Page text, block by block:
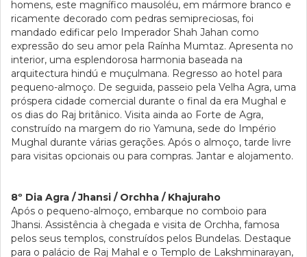
homens, este magnífico mausoléu, em mármore branco e
ricamente decorado com pedras semipreciosas, foi
mandado edificar pelo Imperador Shah Jahan como
expressão do seu amor pela Raínha Mumtaz. Apresenta no
interior, uma esplendorosa harmonia baseada na
arquitectura hindú e muçulmana. Regresso ao hotel para
pequeno-almoço. De seguida, passeio pela Velha Agra, uma
próspera cidade comercial durante o final da era Mughal e
os dias do Raj britânico. Visita ainda ao Forte de Agra,
construído na margem do rio Yamuna, sede do Império
Mughal durante várias gerações. Após o almoço, tarde livre
para visitas opcionais ou para compras. Jantar e alojamento.
8º Dia Agra / Jhansi / Orchha / Khajuraho
Após o pequeno-almoço, embarque no comboio para
Jhansi. Assistência à chegada e visita de Orchha, famosa
pelos seus templos, construídos pelos Bundelas. Destaque
para o palácio de Raj Mahal e o Templo de Lakshminarayan,